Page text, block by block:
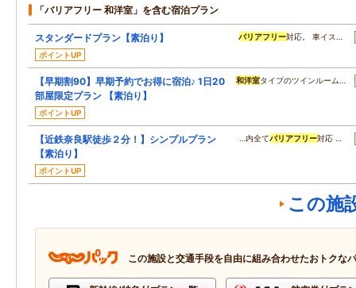
「バリアフリー 和洋室」を含む宿泊プラン
スタンダードプラン【素泊り】
ポイントUP
バリアフリー対応。 車イス…
【早期割90】早期予約でお得に宿泊♪ 1日20
部屋限定プラン 【素泊り】
ポイントUP
和洋室タイプのツインルーム…
【近鉄奈良駅徒歩２分！】シンプルプラン
【素泊り】
ポイントUP
…内全てバリアフリー対応 …
この施
この施設と交通手段を自由に組み合わせたおトクな